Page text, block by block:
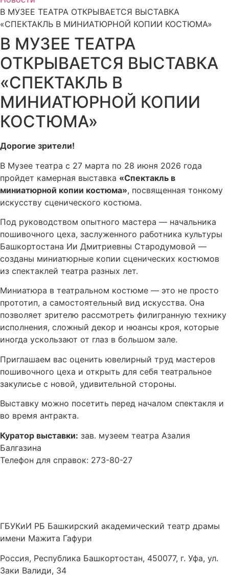
В МУЗЕЕ ТЕАТРА ОТКРЫВАЕТСЯ ВЫСТАВКА
«СПЕКТАКЛЬ В МИНИАТЮРНОЙ КОПИИ КОСТЮМА»
В МУЗЕЕ ТЕАТРА
ОТКРЫВАЕТСЯ ВЫСТАВКА
«СПЕКТАКЛЬ В
МИНИАТЮРНОЙ КОПИИ
КОСТЮМА»
Дорогие зрители!
В Музее театра с 27 марта по 28 июня 2026 года
пройдет камерная выставка «Спектакль в
миниатюрной копии костюма», посвященная тонкому
искусству сценического костюма.
Под руководством опытного мастера — начальника
пошивочного цеха, заслуженного работника культуры
Башкортостана Ии Дмитриевны Стародумовой —
созданы миниатюрные копии сценических костюмов
из спектаклей театра разных лет.
Миниатюра в театральном костюме — это не просто
прототип, а самостоятельный вид искусства. Она
позволяет зрителю рассмотреть филигранную технику
исполнения, сложный декор и нюансы кроя, которые
иногда ускользают от глаз в большом зале.
Приглашаем вас оценить ювелирный труд мастеров
пошивочного цеха и открыть для себя театральное
закулисье с новой, удивительной стороны.
Выставку можно посетить перед началом спектакля и
во время антракта.
Куратор выставки: зав. музеем театра Азалия
Балгазина
Телефон для справок: 273-80-27
ГБУКиИ РБ Башкирский академический театр драмы
имени Мажита Гафури
Россия, Республика Башкортостан, 450077, г. Уфа, ул.
Заки Валиди, 34